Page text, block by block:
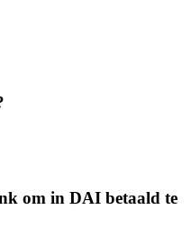
om in DAI betaald te